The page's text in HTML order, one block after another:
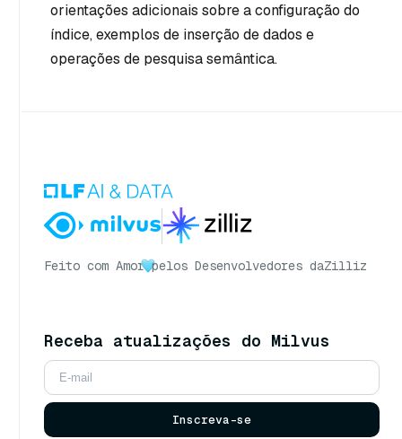
orientações adicionais sobre a configuração do
índice, exemplos de inserção de dados e
operações de pesquisa semântica.
Feito com Amor pelos Desenvolvedores daZilliz
Receba atualizações do Milvus
Inscreva-se